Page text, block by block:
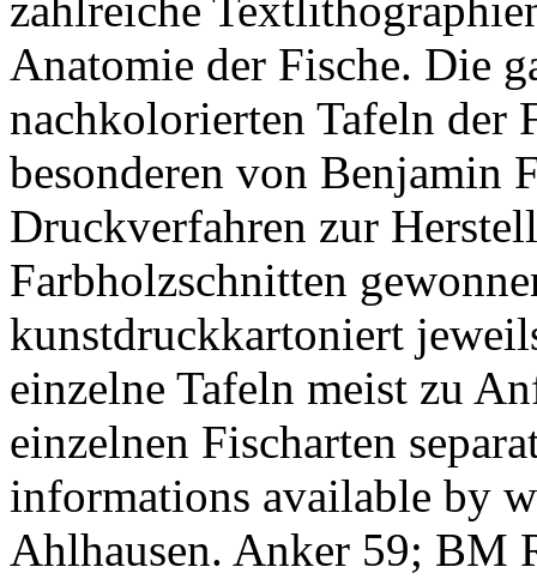
Anatomie der Fische. Die
nachkolorierten Tafeln der
besonderen von Benjamin
Druckverfahren zur
Farbholzschnitten
kunstdruckkartoniert
einzelne Tafeln meist zu
einzelnen Fischarten
informations available by
Ahlhausen. Anker 59; BM